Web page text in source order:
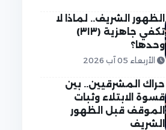
الظهور الشريف.. لماذا لا
تكفي جاهزية (٣١٣)
وحدها؟
الأربعاء 05 آب 2026
حراك المشرقيين.. بين
قسوة الابتلاء وثبات
الموقف قبل الظهور
الشريف